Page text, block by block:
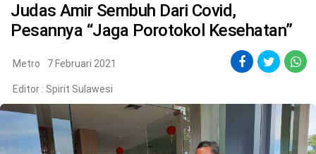
Judas Amir Sembuh Dari Covid,
Pesannya “Jaga Porotokol Kesehatan”
Metro 7 Februari 2021
Editor : Spirit Sulawesi